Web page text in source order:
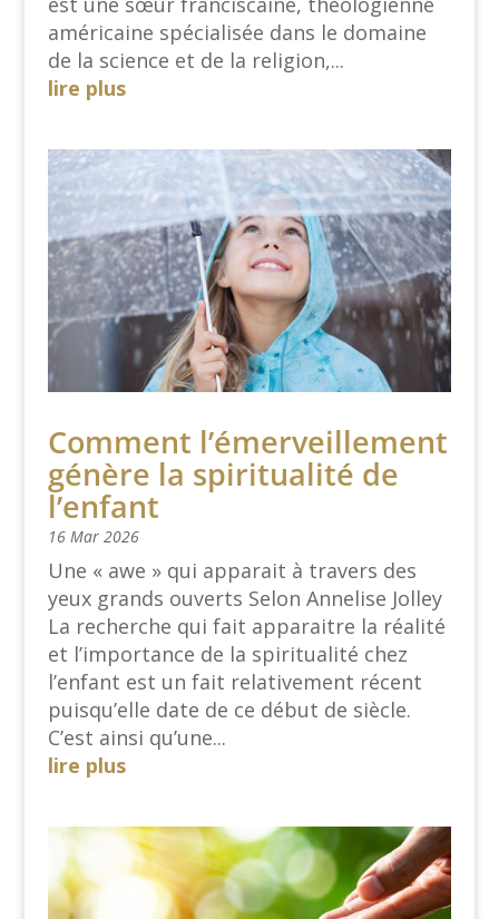
américaine spécialisée dans le domaine
de la science et de la religion,...
lire plus
Comment l’émerveillement
génère la spiritualité de
l’enfant
16 Mar 2026
Une « awe » qui apparait à travers des
yeux grands ouverts Selon Annelise Jolley
La recherche qui fait apparaitre la réalité
et l’importance de la spiritualité chez
l’enfant est un fait relativement récent
puisqu’elle date de ce début de siècle.
C’est ainsi qu’une...
lire plus